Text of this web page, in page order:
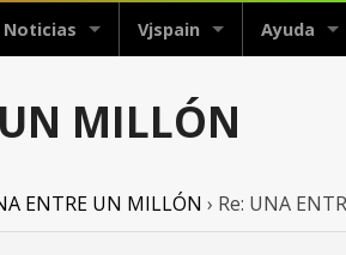
Noticias Vjspain Ayuda
MILLÓN
ENTRE UN MILLÓN › Re: UNA